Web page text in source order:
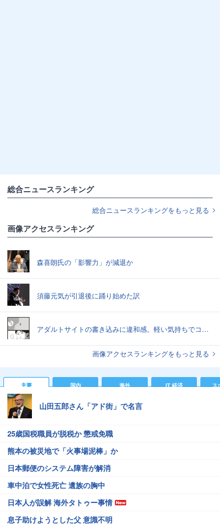
総合ニュースランキング
総合ニュースランキングをもっと見る
画像アクセスランキング
森喜朗氏の「影響力」が減退か
須藤元気が引退後に踊り始めた訳
アダルトサイトの書き込みに違和感。軽い気持ちでコメントしてみると…／近畿地方のある場所について（1）
画像アクセスランキングをもっと見る
主要 国内 海外 IT 経済 ス
山田五郎さん「アド街」で名言
25歳国税職員が脱税か 懲戒免職
熊本の被災地で「火事場泥棒」か
日本郵便のシステム障害が解消
車中泊で女性死亡 遺族の胸中
日本人が誤解 海外タトゥー事情
息子助けようとした父 意識不明